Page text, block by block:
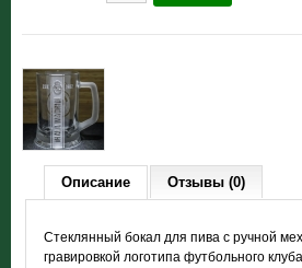
Описание Отзывы (0)
Стеклянный бокал для пива с ручной
гравировкой логотипа футбольного